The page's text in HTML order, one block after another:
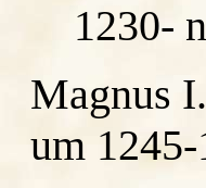
1230-
Magnus
um